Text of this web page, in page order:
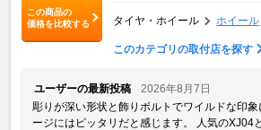
この商品の
価格を比較する
タイヤ・ホイール ホイール
このカテゴリの取付店を探す
ユーザーの最新投稿
2026年8月7日
彫りが深い形状と飾りボルトでワイルドな印象
ージにはピッタリだと感じます。 人気のXJ04